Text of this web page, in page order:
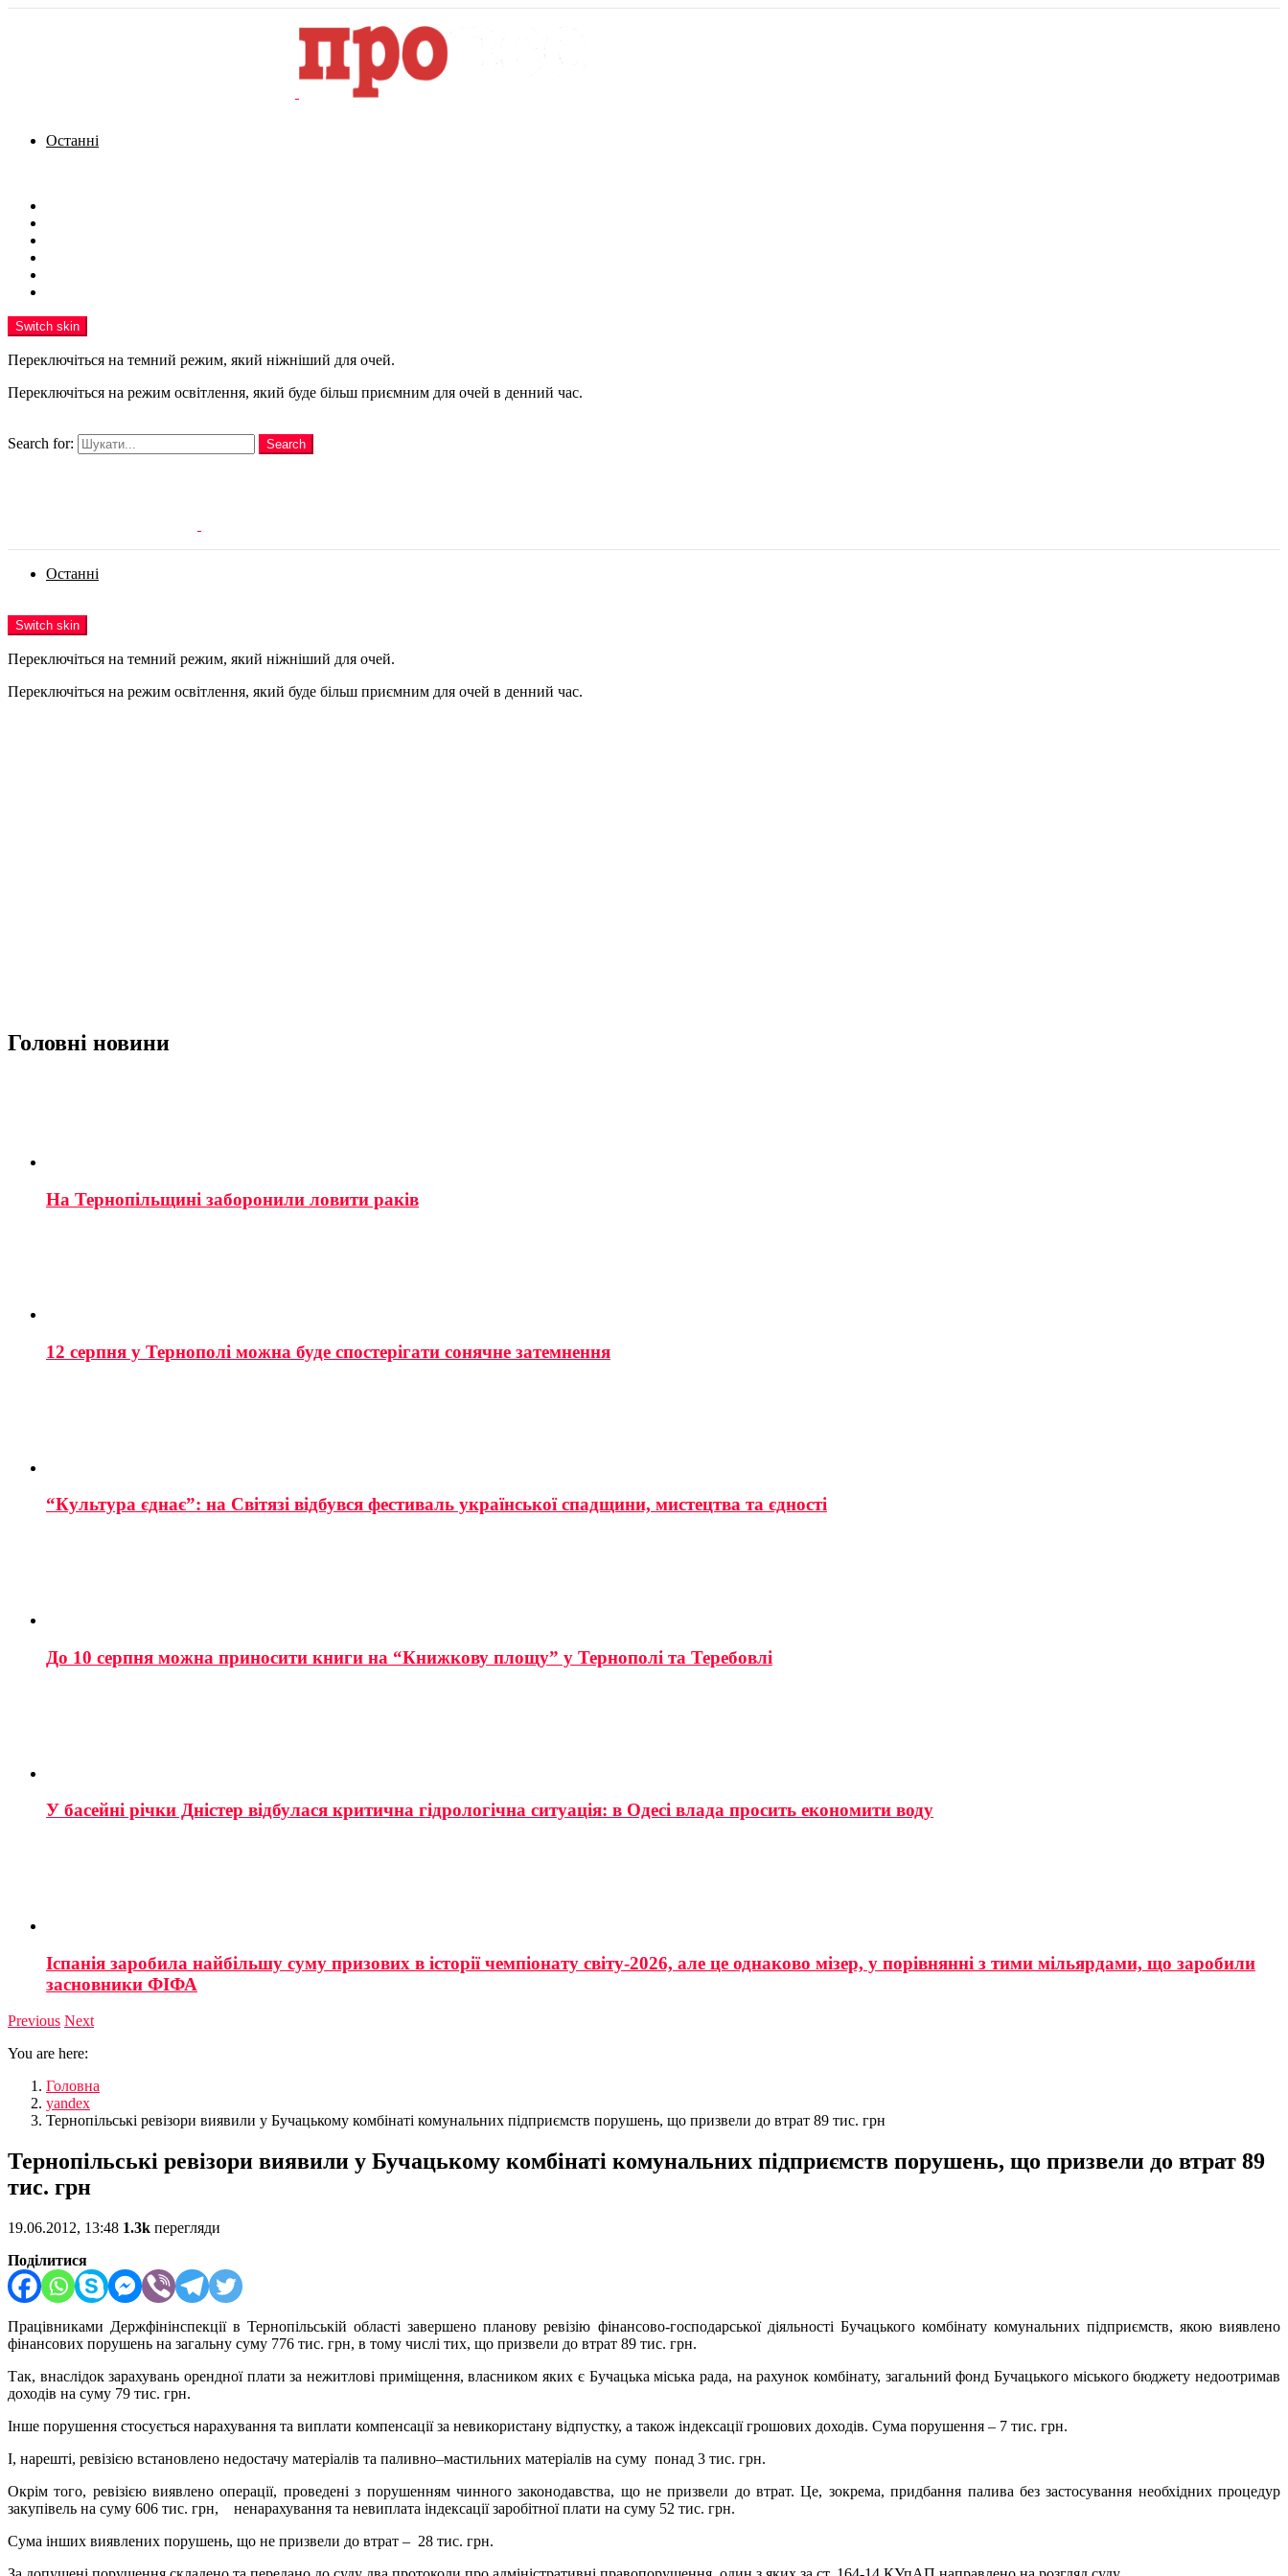
Останні
Switch skin
Переключіться на темний режим, який ніжніший для очей.
Переключіться на режим освітлення, який буде більш приємним для очей в денний час.
Search for:
Search
Останні
Switch skin
Переключіться на темний режим, який ніжніший для очей.
Переключіться на режим освітлення, який буде більш приємним для очей в денний час.
Головні новини
На Тернопільщині заборонили ловити раків
12 серпня у Тернополі можна буде спостерігати сонячне затемнення
“Культура єднає”: на Світязі відбувся фестиваль української спадщини, мистецтва та єдності
До 10 серпня можна приносити книги на “Книжкову площу” у Тернополі та Теребовлі
У басейні річки Дністер відбулася критична гідрологічна ситуація: в Одесі влада просить економити воду
Іспанія заробила найбільшу суму призових в історії чемпіонату світу-2026, але це однаково мізер, у порівнянні з тими мільярдами, що заробили
засновники ФІФА
Previous Next
You are here:
Головна
yandex
Тернопільські ревізори виявили у Бучацькому комбінаті комунальних підприємств порушень, що призвели до втрат 89 тис. грн
Тернопільські ревізори виявили у Бучацькому комбінаті комунальних підприємств порушень, що призвели до втрат 89
тис. грн
19.06.2012, 13:48 1.3k перегляди
Поділитися
Працівниками Держфінінспекції в Тернопільській області завершено планову ревізію фінансово-господарської діяльності Бучацького комбінату комунальних підприємств, якою виявлено
фінансових порушень на загальну суму 776 тис. грн, в тому числі тих, що призвели до втрат 89 тис. грн.
Так, внаслідок зарахувань орендної плати за нежитлові приміщення, власником яких є Бучацька міська рада, на рахунок комбінату, загальний фонд Бучацького міського бюджету недоотримав
доходів на суму 79 тис. грн.
Інше порушення стосується нарахування та виплати компенсації за невикористану відпустку, а також індексації грошових доходів. Сума порушення – 7 тис. грн.
І, нарешті, ревізією встановлено недостачу матеріалів та паливно–мастильних матеріалів на суму понад 3 тис. грн.
Окрім того, ревізією виявлено операції, проведені з порушенням чинного законодавства, що не призвели до втрат. Це, зокрема, придбання палива без застосування необхідних процедур
закупівель на суму 606 тис. грн, ненарахування та невиплата індексації заробітної плати на суму 52 тис. грн.
Сума інших виявлених порушень, що не призвели до втрат – 28 тис. грн.